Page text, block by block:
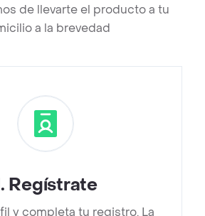
de llevarte el producto a tu
a la brevedad
. Regístrate
y completa tu registro. La